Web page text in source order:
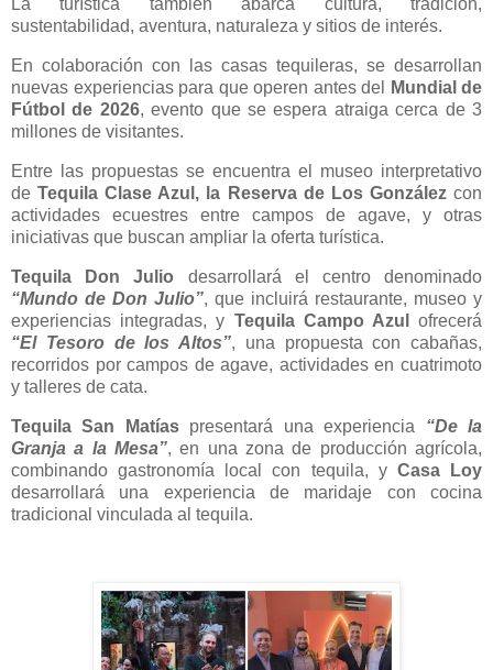
La turística también abarca cultura, tradición,
sustentabilidad, aventura, naturaleza y sitios de interés.
En colaboración con las casas tequileras, se desarrollan
nuevas experiencias para que operen antes del
Mundial de
Fútbol de 2026, evento que se espera atraiga cerca de 3
millones de visitantes.
Entre las propuestas se encuentra el museo interpretativo
deTequila Clase Azul, la Reserva de Los Gonzálezcon
actividades ecuestres entre campos de agave, y otras
iniciativas que buscan ampliar la oferta turística.
Tequila Don Julio desarrollará el centro denominado
“Mundo de Don Julio”, que incluirá restaurante, museo y
experiencias integradas, y Tequila Campo Azul
ofrecerá
“El Tesoro de los Altos”, una propuesta con cabañas,
recorridos por campos de agave, actividades en cuatrimoto
y talleres de cata.
Tequila San Matíaspresentará una experiencia “De la
Granja a la Mesa”, en una zona de producción agrícola,
combinando gastronomía local con tequila, y Casa Loy
desarrollará una experiencia de maridaje con cocina
tradicional vinculada al tequila.